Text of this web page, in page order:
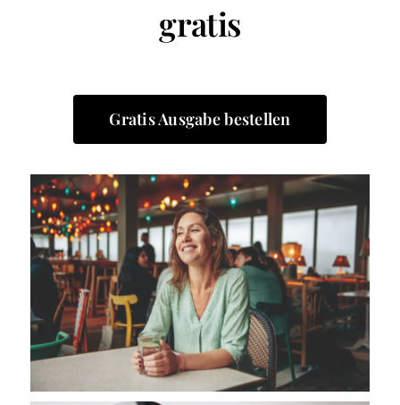
gratis
Gratis Ausgabe bestellen